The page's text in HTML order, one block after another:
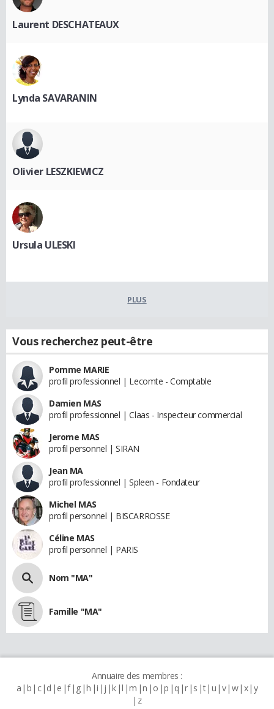
Laurent DESCHATEAUX
Lynda SAVARANIN
Olivier LESZKIEWICZ
Ursula ULESKI
PLUS
Vous recherchez peut-être
Pomme MARIE
profil professionnel | Lecomte - Comptable
Damien MAS
profil professionnel | Claas - Inspecteur commercial
Jerome MAS
profil personnel | SIRAN
Jean MA
profil professionnel | Spleen - Fondateur
Michel MAS
profil personnel | BISCARROSSE
Céline MAS
profil personnel | PARIS
Nom "MA"
Famille "MA"
Annuaire des membres :
a b c d e f g h i j k l m n o p q r s t u v w x y
z